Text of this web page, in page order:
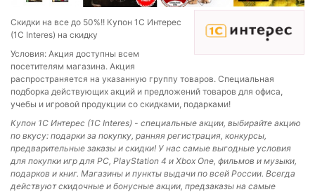
Скидки на все до 50%!! Купон 1С Интерес
(1C Interes) на скидку
Условия: Акция доступны всем
посетителям магазина. Акция
распространяется на указанную группу товаров. Специальная
подборка действующих акций и предложений товаров для офиса,
учебы и игровой продукции со скидками, подарками!
Купон 1С Интерес (1C Interes) - специальные акции, выбирайте акцию
по вкусу: подарки за покупку, ранняя регистрация, конкурсы,
предварительные заказы и скидки! У нас самые выгодные условия
для покупки игр для PC, PlayStation 4 и Xbox One, фильмов и музыки,
подарков и книг. Магазины и пункты выдачи по всей России. Всегда
действуют скидочные и бонусные акции, предзаказы на самые